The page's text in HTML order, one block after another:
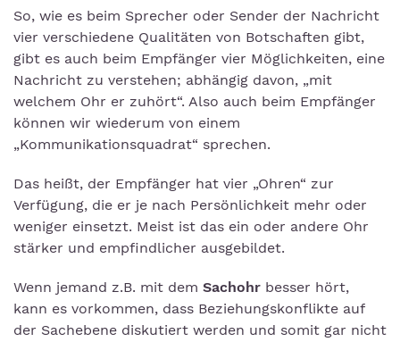
So, wie es beim Sprecher oder Sender der Nachricht
vier verschiedene Qualitäten von Botschaften gibt,
gibt es auch beim Empfänger vier Möglichkeiten, eine
Nachricht zu verstehen; abhängig davon, „mit
welchem Ohr er zuhört“. Also auch beim Empfänger
können wir wiederum von einem
„Kommunikationsquadrat“ sprechen.
Das heißt, der Empfänger hat vier „Ohren“ zur
Verfügung, die er je nach Persönlichkeit mehr oder
weniger einsetzt. Meist ist das ein oder andere Ohr
stärker und empfindlicher ausgebildet.
Wenn jemand z.B. mit dem Sachohr besser hört,
kann es vorkommen, dass Beziehungskonflikte auf
der Sachebene diskutiert werden und somit gar nicht